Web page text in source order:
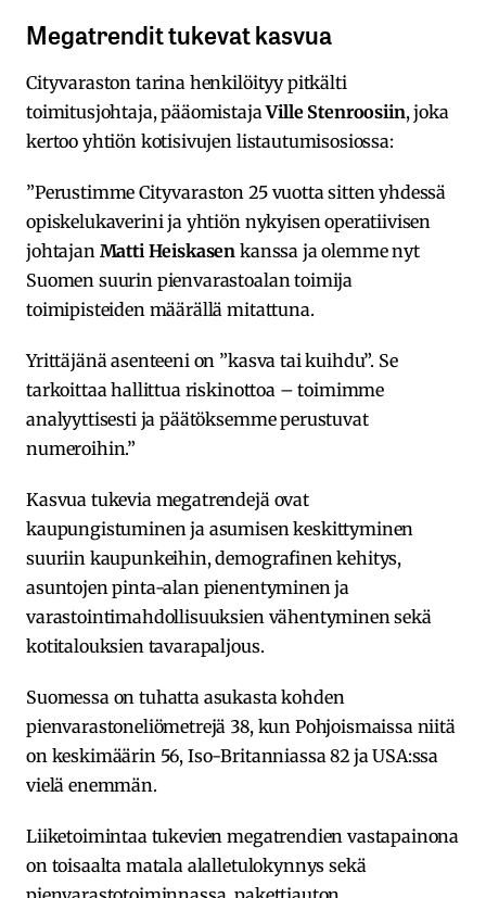
Megatrendit tukevat kasvua
Cityvaraston tarina henkilöityy pitkälti
toimitusjohtaja, pääomistajaVille Stenroosiin, joka
kertoo yhtiön kotisivujen listautumisosiossa:
”Perustimme Cityvaraston 25 vuotta sitten yhdessä
opiskelukaverini ja yhtiön nykyisen operatiivisen
johtajan Matti Heiskasen kanssa ja olemme nyt
Suomen suurin pienvarastoalan toimija
toimipisteiden määrällä mitattuna.
Yrittäjänä asenteeni on ”kasva tai kuihdu”. Se
tarkoittaa hallittua riskinottoa – toimimme
analyyttisesti ja päätöksemme perustuvat
numeroihin.”
Kasvua tukevia megatrendejä ovat
kaupungistuminen ja asumisen keskittyminen
suuriin kaupunkeihin, demografinen kehitys,
asuntojen pinta-alan pienentyminen ja
varastointimahdollisuuksien vähentyminen sekä
kotitalouksien tavarapaljous.
Suomessa on tuhatta asukasta kohden
pienvarastoneliömetrejä 38, kun Pohjoismaissa niitä
on keskimäärin 56, Iso-Britanniassa 82 ja USA:ssa
vielä enemmän.
Liiketoimintaa tukevien megatrendien vastapainona
on toisaalta matala alalletulokynnys sekä